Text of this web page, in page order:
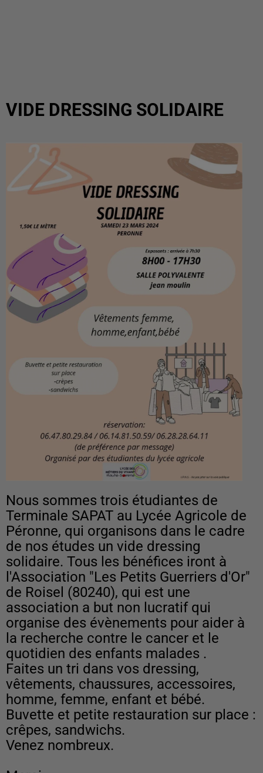
VIDE DRESSING SOLIDAIRE
Nous sommes trois étudiantes de
Terminale SAPAT au Lycée Agricole de
Péronne, qui organisons dans le cadre
de nos études un vide dressing
solidaire. Tous les bénéfices iront à
l'Association "Les Petits Guerriers d'Or"
de Roisel (80240), qui est une
association a but non lucratif qui
organise des évènements pour aider à
la recherche contre le cancer et le
quotidien des enfants malades .
Faites un tri dans vos dressing,
vêtements, chaussures, accessoires,
homme, femme, enfant et bébé.
Buvette et petite restauration sur place :
crêpes, sandwichs.
Venez nombreux.